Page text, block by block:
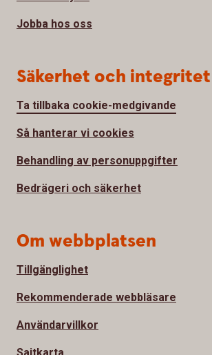
Jobba hos oss
Säkerhet och integritet
Ta tillbaka cookie-medgivande
Så hanterar vi cookies
Behandling av personuppgifter
Bedrägeri och säkerhet
Om webbplatsen
Tillgänglighet
Rekommenderade webbläsare
Användarvillkor